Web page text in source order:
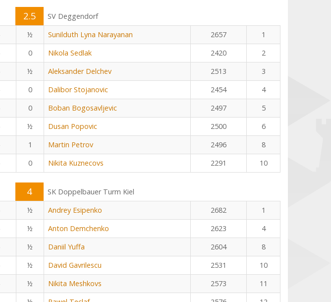
2.5
SV Deggendorf
½ Sunilduth Lyna Narayanan 2657
1
0 Nikola Sedlak 2420
2
½ Aleksander Delchev 2513
3
0 Dalibor Stojanovic 2454
4
0 Boban Bogosavljevic 2497
5
½ Dusan Popovic 2500
6
1 Martin Petrov 2496
8
0 Nikita Kuznecovs 2291 10
4
SK Doppelbauer Turm Kiel
½ Andrey Esipenko 2682
1
½ Anton Demchenko 2623
4
½ Daniil Yuffa 2604
8
½ David Gavrilescu 2531
10
½ Nikita Meshkovs 2573
11